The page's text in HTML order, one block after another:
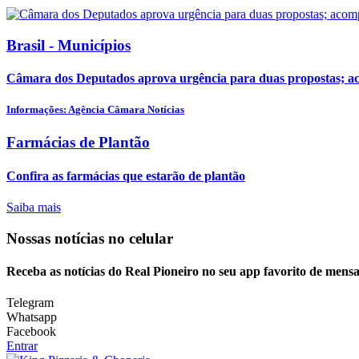
Brasil - Municípios
Câmara dos Deputados aprova urgência para duas propostas;
Informações: Agência Câmara Notícias
Farmácias de Plantão
Confira as farmácias que estarão de plantão
Saiba mais
Nossas notícias no celular
Receba as notícias do Real Pioneiro no seu app favorito de
Telegram
Whatsapp
Facebook
Entrar